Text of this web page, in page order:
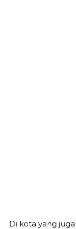
Di kota yang